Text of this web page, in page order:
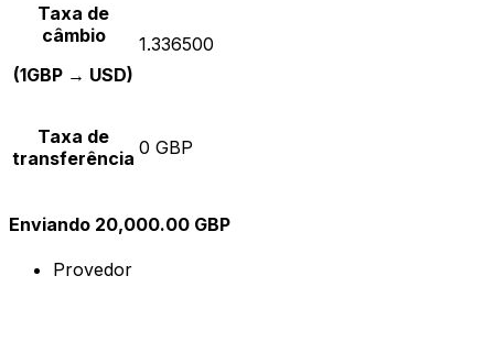
Taxa de
câmbio
(1GBP → USD)
1.336500
Taxa de
transferência 0 GBP
Enviando 20,000.00 GBP
Provedor